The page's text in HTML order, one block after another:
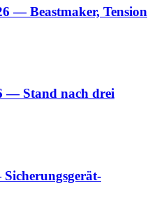
— Beastmaker, Tension
— Stand nach drei